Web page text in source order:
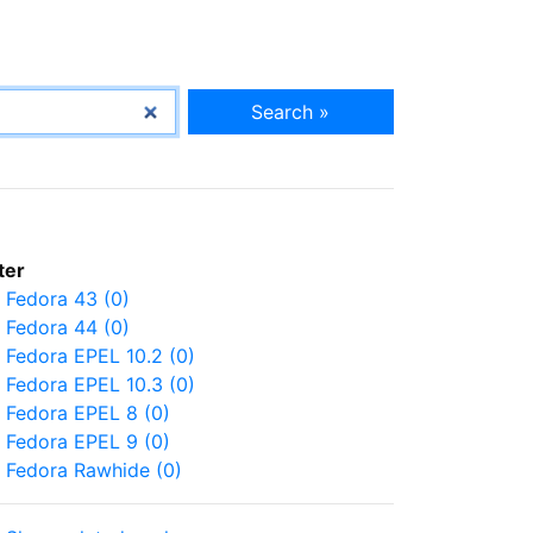
Search »
Fedora 43 (0)
Fedora 44 (0)
Fedora EPEL 10.2 (0)
Fedora EPEL 10.3 (0)
Fedora EPEL 8 (0)
Fedora EPEL 9 (0)
Fedora Rawhide (0)